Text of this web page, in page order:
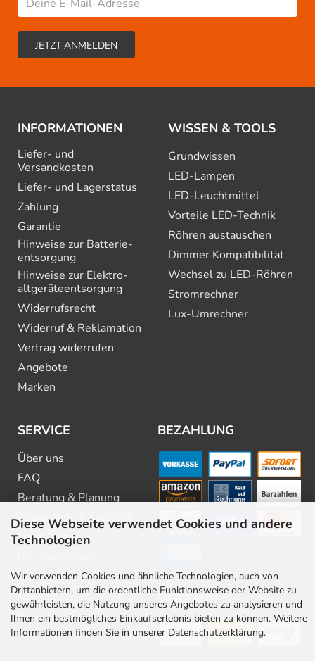
Diese Webseite verwendet Cookies und andere
Technologien
Wir verwenden Cookies und ähnliche Technologien, auch von
Drittanbietern, um die ordentliche Funktionsweise der Website zu
gewährleisten, die Nutzung unseres Angebotes zu analysieren und
Ihnen ein bestmögliches Einkaufserlebnis bieten zu können. Weitere
Informationen finden Sie in unserer Datenschutzerklärung.
INFORMATIONEN
Liefer- und
Versandkosten
Liefer- und Lagerstatus
Zahlung
Garantie
Hinweise zur Batterie­
entsorgung
Hinweise zur Elektro­
altgeräte­entsorgung
Widerrufsrecht
Widerruf & Reklamation
Vertrag widerrufen
Angebote
Marken
WISSEN & TOOLS
Grundwissen
LED-Lampen
LED-Leuchtmittel
Vorteile LED-Technik
Röhren austauschen
Dimmer Kompatibilität
Wechsel zu LED-Röhren
Stromrechner
Lux-Umrechner
SERVICE
Über uns
FAQ
Beratung & Planung
Downloads & Kataloge
Newsletter
Stellenangebote
Kontakt
Rabatt Codes
BEZAHLUNG
VERSAND